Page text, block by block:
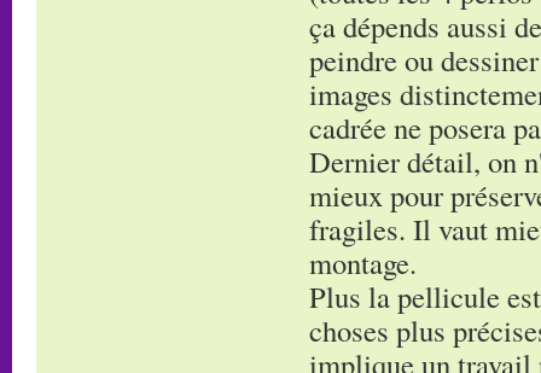
ça dépends aussi
peindre ou
images
cadrée ne posera
Dernier détail, on
mieux pour
fragiles. Il vaut
montage.
Plus la pellicule
choses plus
implique un